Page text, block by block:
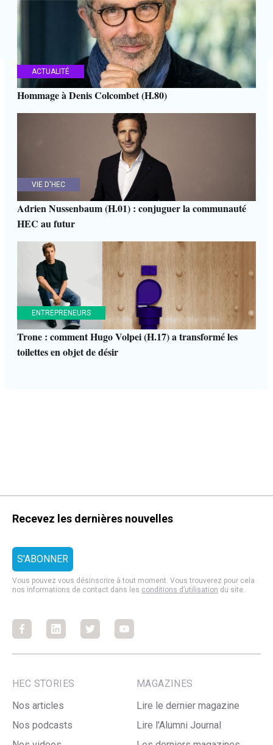
ACTUALITÉ
Hommage à Denis Colcombet (H.80)
VIE D'HEC
Adrien Nussenbaum (H.01) : conjuguer la communauté
HEC au futur
ENTREPRENEURS
Trone : comment Hugo Volpei (H.17) a transformé les
toilettes en objet de désir
Recevez les dernières nouvelles
Vous pouvez vous désinscrire à tout moment. Vous trouverez pour cela
nos informations de contact dans les conditions d’utilisation du site.
FacebookFacebookFacebookFacebook
HEC STORIES
Nos articles
Nos podcasts
MAGAZINES
Lire le dernier magazine
Lire l'Alumni Journal